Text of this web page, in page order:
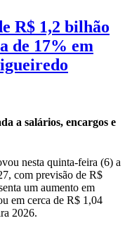
R$ 1,2 bilhão
de 17% em
a salários, encargos e
nesta quinta-feira (6) a
com previsão de R$
um aumento em
em cerca de R$ 1,04
2026.